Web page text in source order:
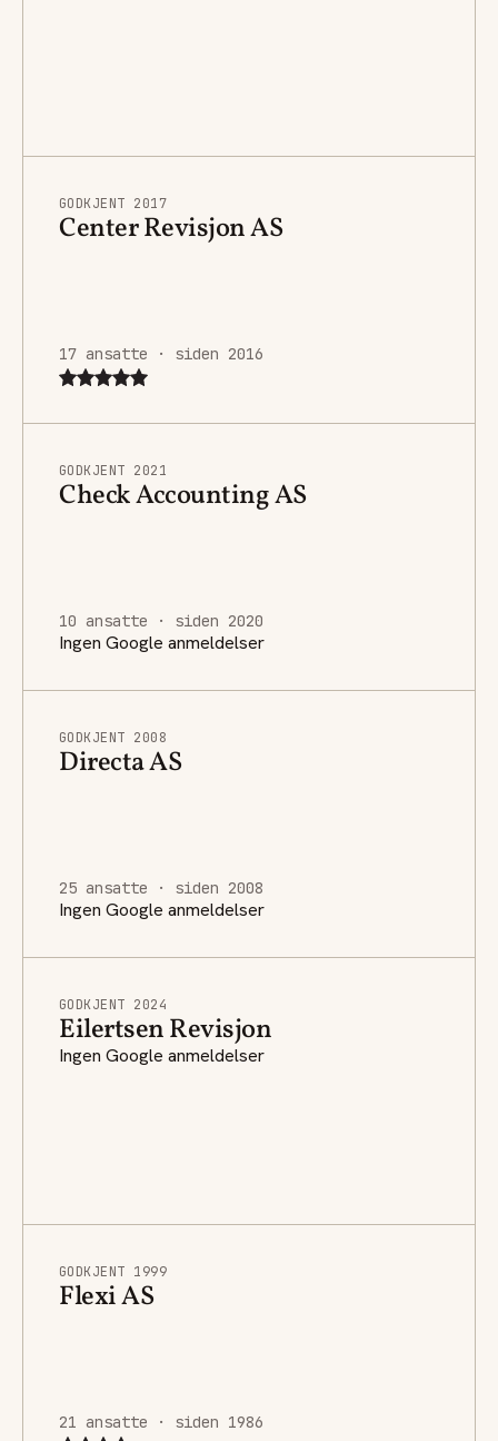
GODKJENT 2017
Center Revisjon AS
17 ansatte · siden 2016
GODKJENT 2021
Check Accounting AS
10 ansatte · siden 2020
Ingen Google anmeldelser
GODKJENT 2008
Directa AS
25 ansatte · siden 2008
Ingen Google anmeldelser
GODKJENT 2024
Eilertsen Revisjon
Ingen Google anmeldelser
GODKJENT 1999
Flexi AS
21 ansatte · siden 1986